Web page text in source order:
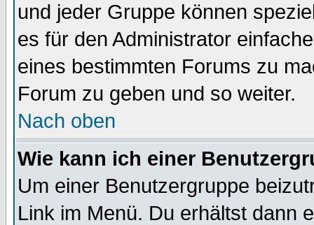
und jeder Gruppe können
es für den Administrator
eines bestimmten Forums zu
Forum zu geben und so weiter.
Nach oben
Wie kann ich einer
Um einer Benutzergruppe
Link im Menü. Du erhältst dann